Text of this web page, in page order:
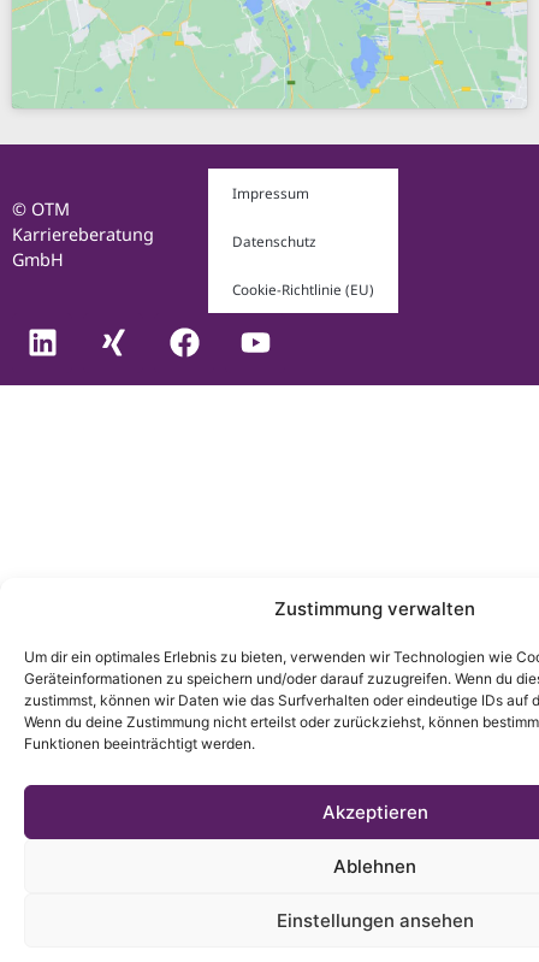
Zustimmung verwalten
Um dir ein optimales Erlebnis zu bieten, verwenden wir Technologien wie
Geräteinformationen zu speichern und/oder darauf zuzugreifen. Wenn du
zustimmst, können wir Daten wie das Surfverhalten oder eindeutige IDs auf
Wenn du deine Zustimmung nicht erteilst oder zurückziehst, können
Funktionen beeinträchtigt werden.
Akzeptieren
Ablehnen
Einstellungen ansehen
© OTM
Karriereberatung
GmbH
Impressum
Datenschutz
Cookie-Richtlinie (EU)